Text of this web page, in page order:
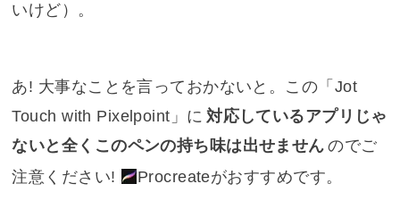
いけど ）。
あ! 大事なことを言っておかないと。この「Jot
Touch with Pixelpoint」に 対応しているアプリじゃ
ないと全くこのペンの持ち味は出せません のでご
注意ください!
Procreateがおすすめです。